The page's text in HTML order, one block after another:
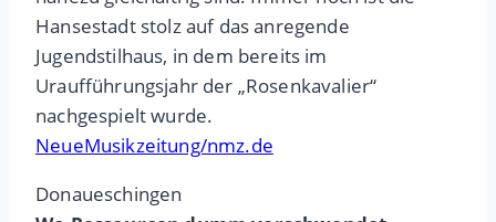
Hansestadt stolz auf das anregende
Jugendstilhaus, in dem bereits im
Uraufführungsjahr der „Rosenkavalier“
nachgespielt wurde.
NeueMusikzeitung/nmz.de
Donaueschingen